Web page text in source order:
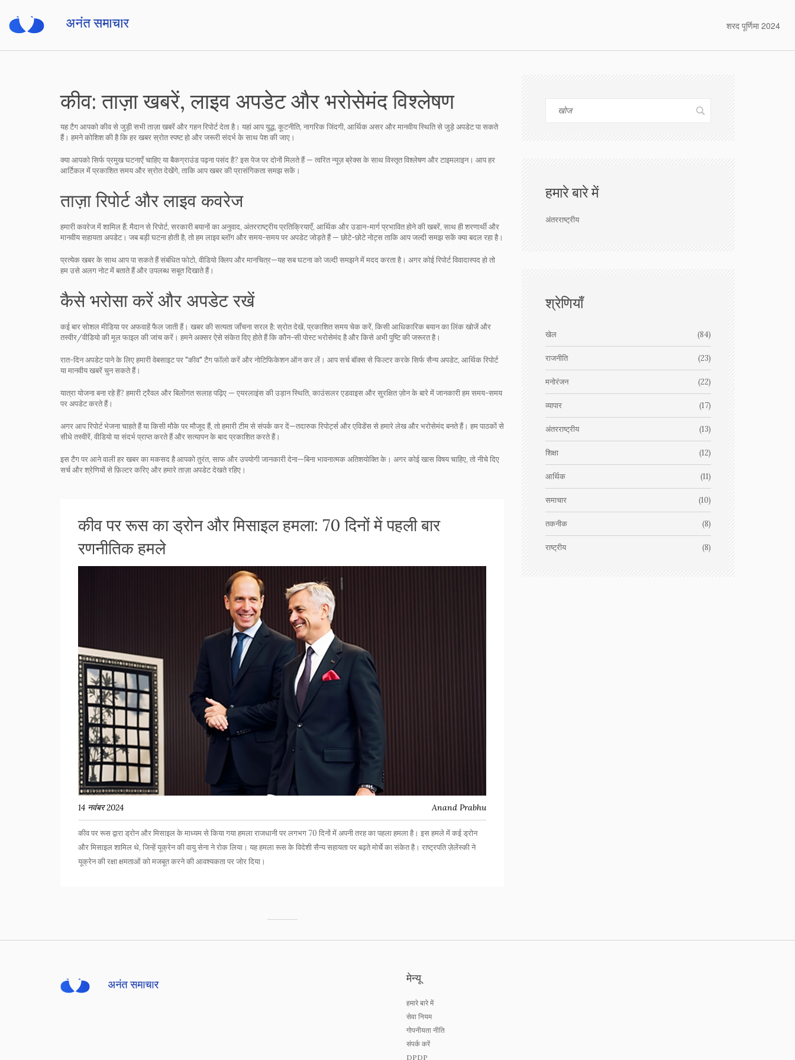
शरद पूर्णिमा 2024
कीव: ताज़ा खबरें, लाइव अपडेट और भरोसेमंद विश्लेषण
यह टैग आपको कीव से जुड़ी सभी ताज़ा खबरें और गहन रिपोर्ट देता है। यहां आप युद्ध, कूटनीति, नागरिक जिंदगी, आर्थिक असर और मानवीय स्थिति से जुड़े अपडेट पा सकते
हैं। हमने कोशिश की है कि हर खबर स्रोत स्पष्ट हो और जरूरी संदर्भ के साथ पेश की जाए।
क्या आपको सिर्फ प्रमुख घटनाएँ चाहिए या बैकग्राउंड पढ़ना पसंद है? इस पेज पर दोनों मिलते हैं — त्वरित न्यूज़ ब्रेक्स के साथ विस्तृत विश्लेषण और टाइमलाइन। आप हर
आर्टिकल में प्रकाशित समय और स्रोत देखेंगे, ताकि आप खबर की प्रासंगिकता समझ सकें।
ताज़ा रिपोर्ट और लाइव कवरेज
हमारी कवरेज में शामिल हैं: मैदान से रिपोर्ट, सरकारी बयानों का अनुवाद, अंतरराष्ट्रीय प्रतिक्रियाएँ, आर्थिक और उडान-मार्ग प्रभावित होने की खबरें, साथ ही शरणार्थी और
मानवीय सहायता अपडेट। जब बड़ी घटना होती है, तो हम लाइव ब्लॉग और समय-समय पर अपडेट जोड़ते हैं — छोटे-छोटे नोट्स ताकि आप जल्दी समझ सकें क्या बदल रहा है।
प्रत्येक खबर के साथ आप पा सकते हैं संबंधित फोटो, वीडियो क्लिप और मानचित्र—यह सब घटना को जल्दी समझने में मदद करता है। अगर कोई रिपोर्ट विवादास्पद हो तो
हम उसे अलग नोट में बताते हैं और उपलब्ध सबूत दिखाते हैं।
कैसे भरोसा करें और अपडेट रखें
कई बार सोशल मीडिया पर अफवाहें फैल जाती हैं। खबर की सत्यता जाँचना सरल है: स्रोत देखें, प्रकाशित समय चेक करें, किसी आधिकारिक बयान का लिंक खोजें और
तस्वीर/वीडियो की मूल फाइल की जांच करें। हमने अक्सर ऐसे संकेत दिए होते हैं कि कौन-सी पोस्ट भरोसेमंद है और किसे अभी पुष्टि की जरूरत है।
रात-दिन अपडेट पाने के लिए हमारी वेबसाइट पर "कीव" टैग फॉलो करें और नोटिफिकेशन ऑन कर लें। आप सर्च बॉक्स से फिल्टर करके सिर्फ सैन्य अपडेट, आर्थिक रिपोर्ट
या मानवीय खबरें चुन सकते हैं।
यात्रा योजना बना रहे हैं? हमारी ट्रैवल और बिलोंगत सलाह पढ़िए — एयरलाइंस की उड़ान स्थिति, काउंसलर एडवाइस और सुरक्षित ज़ोन के बारे में जानकारी हम समय-समय
पर अपडेट करते हैं।
अगर आप रिपोर्ट भेजना चाहते हैं या किसी मौके पर मौजूद हैं, तो हमारी टीम से संपर्क कर दें—तदारुक रिपोर्ट्स और एविडेंस से हमारे लेख और भरोसेमंद बनते हैं। हम पाठकों से
सीधे तस्वीरें, वीडियो या संदर्भ प्राप्त करते हैं और सत्यापन के बाद प्रकाशित करते हैं।
इस टैग पर आने वाली हर खबर का मकसद है आपको तुरंत, साफ और उपयोगी जानकारी देना—बिना भावनात्मक अतिशयोक्ति के। अगर कोई खास विषय चाहिए, तो नीचे दिए
सर्च और श्रेणियों से फ़िल्टर करिए और हमारे ताज़ा अपडेट देखते रहिए।
कीव पर रूस का ड्रोन और मिसाइल हमला: 70 दिनों में पहली बार
रणनीतिक हमले
14 नवंबर 2024 Anand Prabhu
कीव पर रूस द्वारा ड्रोन और मिसाइल के माध्यम से किया गया हमला राजधानी पर लगभग 70 दिनों में अपनी तरह का पहला हमला है। इस हमले में कई ड्रोन
और मिसाइल शामिल थे, जिन्हें यूक्रेन की वायु सेना ने रोक लिया। यह हमला रूस के विदेशी सैन्य सहायता पर बढ़ते मोर्चे का संकेत है। राष्ट्रपति ज़ेलेंस्की ने
यूक्रेन की रक्षा क्षमताओं को मजबूत करने की आवश्यकता पर जोर दिया।
हमारे बारे में
अंतरराष्ट्रीय
श्रेणियाँ
खेल (84)
राजनीति (23)
मनोरंजन (22)
व्यापार (17)
अंतरराष्ट्रीय (13)
शिक्षा (12)
आर्थिक (11)
समाचार (10)
तकनीक (8)
राष्ट्रीय (8)
मेन्यू
हमारे बारे में
सेवा नियम
गोपनीयता नीति
संपर्क करें
DPDP